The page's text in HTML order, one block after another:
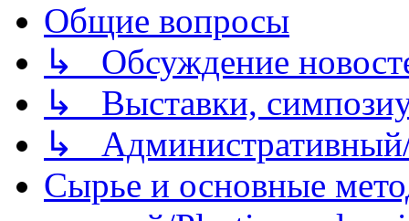
Общие вопросы
↳ Обсуждение
↳ Выставки,
↳
Сырье и основные